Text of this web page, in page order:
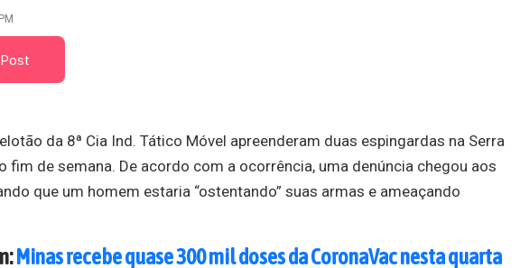
da 8ª Cia Ind. Tático Móvel apreenderam duas espingardas na Serra
fim de semana. De acordo com a ocorrência, uma denúncia chegou aos
que um homem estaria “ostentando” suas armas e ameaçando
Minas recebe quase 300 mil doses da CoronaVac nesta quarta